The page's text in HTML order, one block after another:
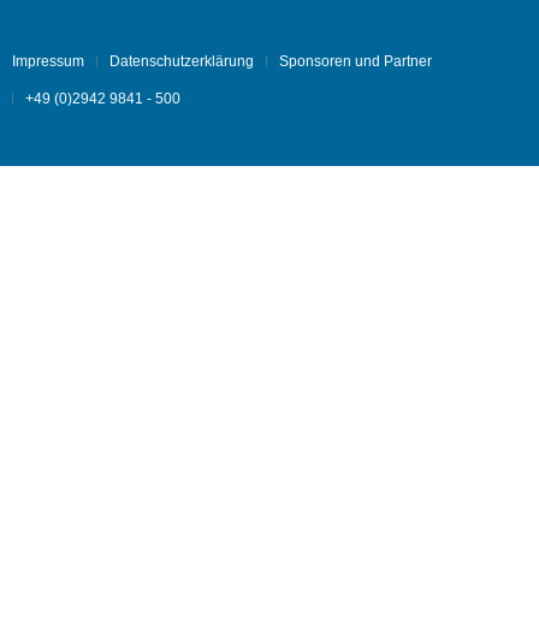
Impressum Datenschutzerklärung Sponsoren und Partner
+49 (0)2942 9841 - 500